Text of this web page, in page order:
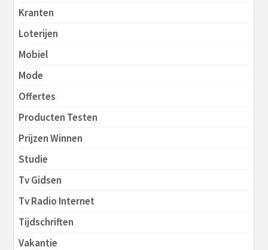
Kranten
Loterijen
Mobiel
Mode
Offertes
Producten Testen
Prijzen Winnen
Studie
Tv Gidsen
Tv Radio Internet
Tijdschriften
Vakantie